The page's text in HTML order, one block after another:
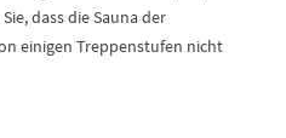
dass die Sauna der
einigen Treppenstufen nicht